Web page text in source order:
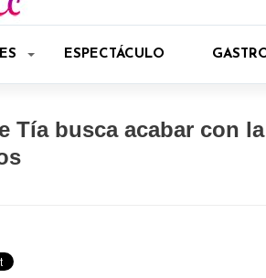
ESPECTÁCULO
Tía busca acabar con